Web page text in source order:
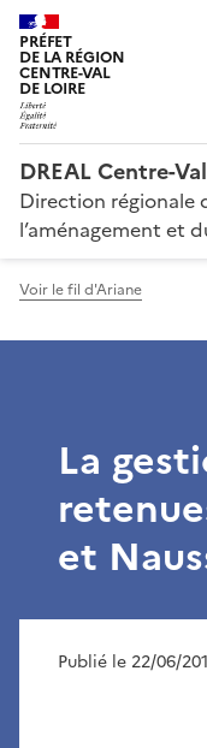
PRÉFET
DE LA RÉGION
CENTRE-VAL
DE LOIRE
DREAL Centre-
Direction régionale
l’aménagement et
Voir le fil d'Ariane
La
et
Publié le 22/06/